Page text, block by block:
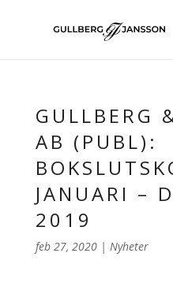
GULLBERG
AB (PUBL):
JANUARI –
2019
feb 27, 2020| Nyheter